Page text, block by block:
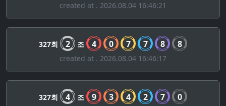
created at . 2026.08.04 16:46:21
327회 2 조 4 0 7 7 8 8
created at . 2026.08.04 16:46:17
327회 4 조 9 3 4 2 7 0